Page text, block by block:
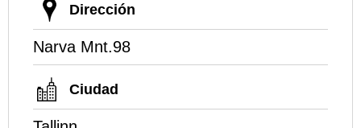
Dirección
Narva Mnt.98
Ciudad